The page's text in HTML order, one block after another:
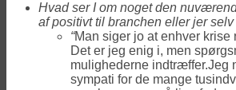
Hvad ser I om noget den
af positivt til branchen eller jer
“Man siger jo at enhver krise
Det er jeg enig i, men
mulighederne indtræffer.Jeg
sympati for de mange